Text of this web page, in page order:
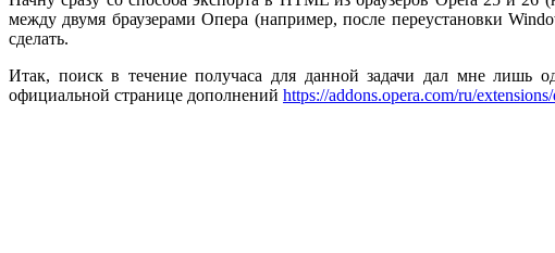
между двумя браузерами Опера (например, после переустановки
сделать.
Итак, поиск в течение получаса для данной задачи дал мне лишь
официальной странице дополнений https://addons.opera.com/ru/